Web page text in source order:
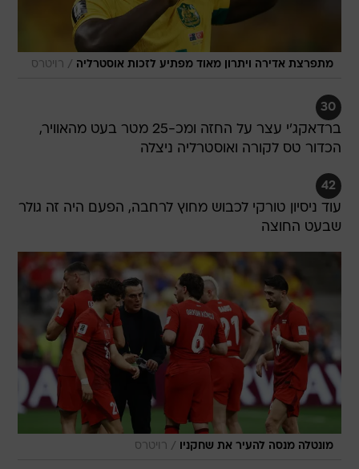
מתפרצת אדירה ויתרון מאוד מפתיע לזכות אוסטרליה / רויטרס
30
ברדאקג'י עצר על החזה ומכ-25 מטר בעט מהאוויר,
הכדור טס לקורה ואוסטרליה ניצלה
42
עוד ניסיון טורקי לכבוש מחוץ לרחבה, הפעם היה זה גולר
שבעט החוצה
מונטלה מנסה להעיר את שחקניו / רויטרס